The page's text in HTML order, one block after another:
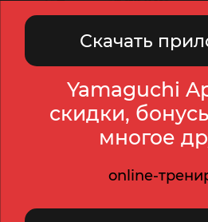
Скачать
Yamaguchi
скидки,
многое
online-